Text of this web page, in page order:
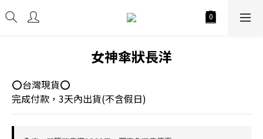
女神傘狀長洋
⭕台灣現貨⭕
完成付款，3天內出貨(不含假日)